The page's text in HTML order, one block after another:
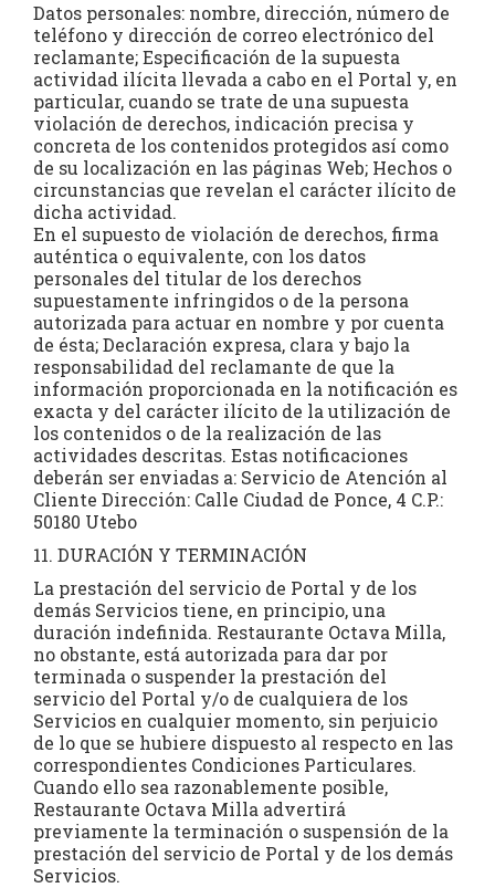
Datos personales: nombre, dirección, número de
teléfono y dirección de correo electrónico del
reclamante; Especificación de la supuesta
actividad ilícita llevada a cabo en el Portal y, en
particular, cuando se trate de una supuesta
violación de derechos, indicación precisa y
concreta de los contenidos protegidos así como
de su localización en las páginas Web; Hechos o
circunstancias que revelan el carácter ilícito de
dicha actividad.
En el supuesto de violación de derechos, firma
auténtica o equivalente, con los datos
personales del titular de los derechos
supuestamente infringidos o de la persona
autorizada para actuar en nombre y por cuenta
de ésta; Declaración expresa, clara y bajo la
responsabilidad del reclamante de que la
información proporcionada en la notificación es
exacta y del carácter ilícito de la utilización de
los contenidos o de la realización de las
actividades descritas. Estas notificaciones
deberán ser enviadas a: Servicio de Atención al
Cliente Dirección: Calle Ciudad de Ponce, 4 C.P.:
50180 Utebo
11. DURACIÓN Y TERMINACIÓN
La prestación del servicio de Portal y de los
demás Servicios tiene, en principio, una
duración indefinida. Restaurante Octava Milla,
no obstante, está autorizada para dar por
terminada o suspender la prestación del
servicio del Portal y/o de cualquiera de los
Servicios en cualquier momento, sin perjuicio
de lo que se hubiere dispuesto al respecto en las
correspondientes Condiciones Particulares.
Cuando ello sea razonablemente posible,
Restaurante Octava Milla advertirá
previamente la terminación o suspensión de la
prestación del servicio de Portal y de los demás
Servicios.